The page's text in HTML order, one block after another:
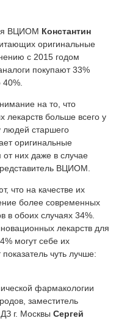
ВЦИОМ Константин
оригинальные
с 2015 годом
покупают 33%
на то, что
лекарств больше всего у
людей старшего
оригинальные
от них даже в случае
ВЦИОМ.
что на качестве их
более современных
в обоих случаях 34%.
лекарств для
могут себе их
чуть лучше:
фармакологии
заместитель
г. Москвы Сергей